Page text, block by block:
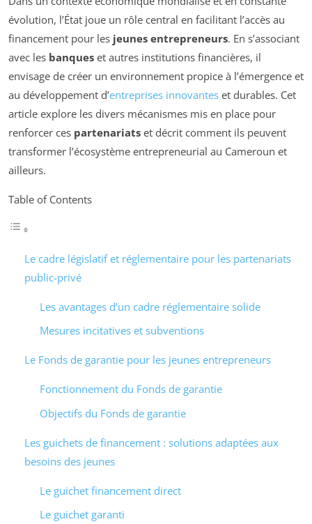
évolution, l’État joue un rôle central en facilitant l’accès au
financement pour les jeunes entrepreneurs. En s’associant
avec les banques et autres institutions financières, il
envisage de créer un environnement propice à l’émergence et
au développement d’entreprises innovantes et durables. Cet
article explore les divers mécanismes mis en place pour
renforcer ces partenariats et décrit comment ils peuvent
transformer l’écosystème entrepreneurial au Cameroun et
ailleurs.
Table of Contents
Le cadre législatif et réglementaire pour les partenariats
public-privé
Les avantages d’un cadre réglementaire solide
Mesures incitatives et subventions
Le Fonds de garantie pour les jeunes entrepreneurs
Fonctionnement du Fonds de garantie
Objectifs du Fonds de garantie
Les guichets de financement : solutions adaptées aux
besoins des jeunes
Le guichet financement direct
Le guichet garanti